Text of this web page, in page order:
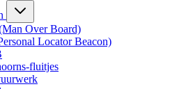
Over Board)
Locator Beacon)
fluitjes